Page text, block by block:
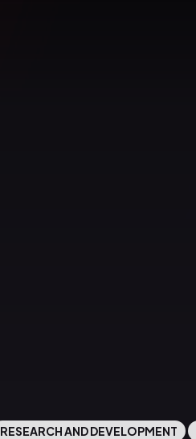
RESEARCH AND DEVELOPMENT